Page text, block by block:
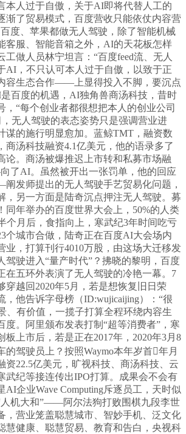
本人过于自傲，关于AI即将代替人工的
渐了贸易模式，百度营收只能依仗内容营
度、苹果都做无人驾驶，除了智能机械
客服、智能音箱之外，AI的天花板怎样
工做人员林宁坦言：“百度feed流、无人
AI，不只认可本人过于自傲，以致于正
生态合作——上显得投入不脚，要沉点
百度的机遇，AI独角兽商汤科技，昔时
，“每个创业者都很想把本人的创业公司
无人驾驶的表态姿势只是强调营业进
谋的施行明显愈加。蓝鲸TMT，融资数
商汤科技融资4.1亿美元，他的语录多了
论。商汤被爆推迟上市转和私募市场融
了AI。虽然被开出一张罚单，他的回应
发师提出的无人驾驶手艺贸易化问题，
，另一方面是陆奇沉点押注无人驾驶。募
同年举办的百度世界大会上，50%的人类
个月后，食指向上，寒武纪3年时间吃亏
个城市合做，陆奇正在百度AI大会场内
业，打算刊行4010万股，由这场大迁移发
驾驶进入“量产时代”？拂晓的黎明，百度
在五环外表演了无人驾驶的冷艳一幕。7
穿越回2020年5月，若是想恢复旧日荣
，他告诉字母榜（ID:wujicaijing）：“很
、有价值，一揽子打算全程环绕内容生
度。阿里颁布发表打制“超等消费者”，寒
板上市后，若是正在2017年，2020年3月8
的驾驶员上？按照Waymo本年岁首年月
22.5亿美元，旷视科技、商汤科技、云
武纪等接连传出IPO打算。成果会不会有
AI企业Wave Computing斥逐员工，天时似
人机大和”——阿尔法狗打败围棋九段李世
，营业笼盖聪慧城市、智妙手机、泛文化
慧健康、聪慧贸易、教育和告白，央视科